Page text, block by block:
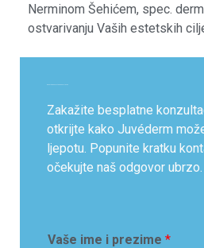
Nerminom Šehićem, spec.
ostvarivanju Vaših estetskih
Zakažite besplatne
otkrijte kako Juvéderm
ljepotu. Popunite kratku
očekujte naš odgovor ubrzo.
Vaše ime i prezime *